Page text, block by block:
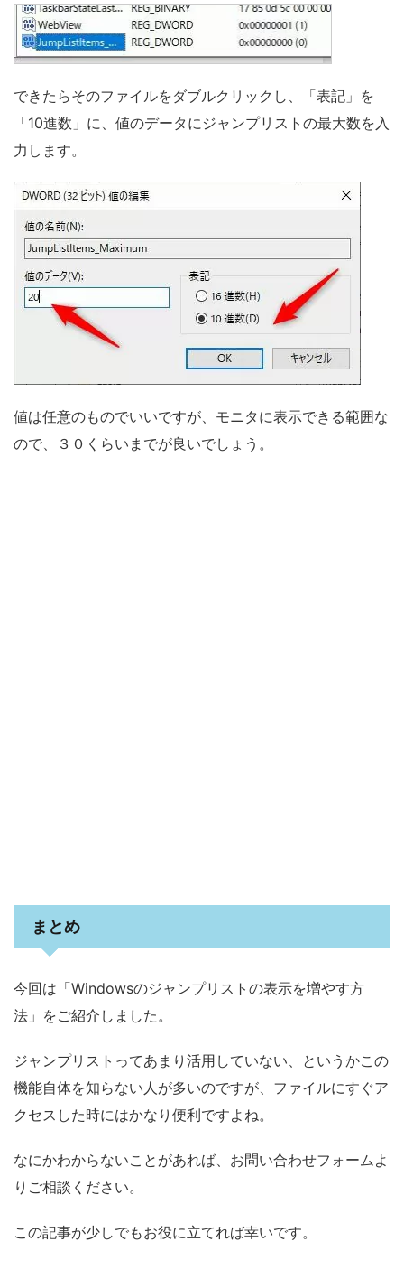
できたらそのファイルをダブルクリックし、「表記」を
「10進数」に、値のデータにジャンプリストの最大数を入
力します。
値は任意のものでいいですが、モニタに表示できる範囲な
ので、３０くらいまでが良いでしょう。
まとめ
今回は「Windowsのジャンプリストの表示を増やす方
法」をご紹介しました。
ジャンプリストってあまり活用していない、というかこの
機能自体を知らない人が多いのですが、ファイルにすぐア
クセスした時にはかなり便利ですよね。
なにかわからないことがあれば、お問い合わせフォームよ
りご相談ください。
この記事が少しでもお役に立てれば幸いです。